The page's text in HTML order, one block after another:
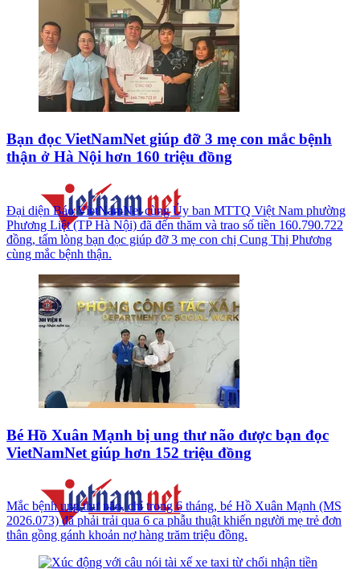
Bạn đọc VietNamNet giúp đỡ 3 mẹ con mắc bệnh
thận ở Hà Nội hơn 160 triệu đồng
Đại diện Báo VietNamNet cùng Ủy ban MTTQ Việt Nam phường
Phương Liệt (TP Hà Nội) đã đến thăm và trao số tiền 160.790.722
đồng, tấm lòng bạn đọc giúp đỡ 3 mẹ con chị Cung Thị Phương
cùng mắc bệnh thận.
Bé Hồ Xuân Mạnh bị ung thư não được bạn đọc
VietNamNet giúp hơn 152 triệu đồng
Mắc bệnh ung thư não, chỉ trong 6 tháng, bé Hồ Xuân Mạnh (MS
2026.073) đã phải trải qua 6 ca phẫu thuật khiến người mẹ trẻ đơn
thân gồng gánh khoản nợ hàng trăm triệu đồng.